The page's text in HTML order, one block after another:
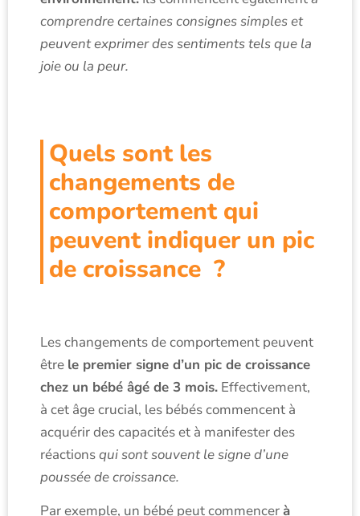
comprendre certaines consignes simples et
peuvent exprimer des sentiments tels que la
joie ou la peur.
Quels sont les
changements de
comportement qui
peuvent indiquer un pic
de croissance ?
Les changements de comportement peuvent
être le premier signe d’un pic de croissance
chez un bébé âgé de 3 mois. Effectivement,
à cet âge crucial, les bébés commencent à
acquérir des capacités et à manifester des
réactionsqui sont souvent le signe d’une
poussée de croissance.
Par exemple, un bébé peut commencerà